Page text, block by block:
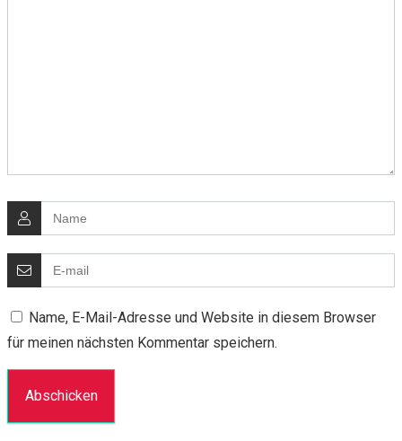
Name, E-Mail-Adresse und Website in diesem Browser
für meinen nächsten Kommentar speichern.